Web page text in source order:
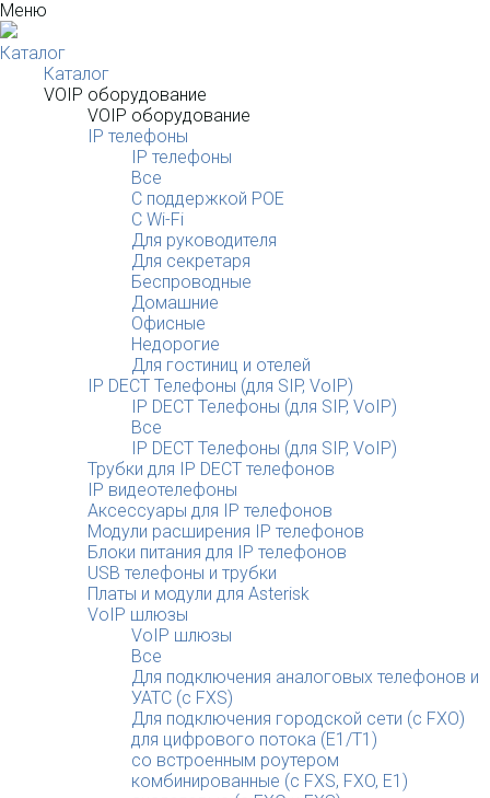
Меню
Каталог
Каталог
VOIP оборудование
VOIP оборудование
IP телефоны
IP телефоны
Все
С поддержкой POE
C Wi-Fi
Для руководителя
Для секретаря
Беспроводные
Домашние
Офисные
Недорогие
Для гостиниц и отелей
IP DECT Телефоны (для SIP, VoIP)
IP DECT Телефоны (для SIP, VoIP)
Все
IP DECT Телефоны (для SIP, VoIP)
Трубки для IP DECT телефонов
IP видеотелефоны
Аксессуары для IP телефонов
Модули расширения IP телефонов
Блоки питания для IP телефонов
USB телефоны и трубки
Платы и модули для Asterisk
VoIP шлюзы
VoIP шлюзы
Все
Для подключения аналоговых телефонов и
УАТС (с FXS)
Для подключения городской сети (с FXO)
для цифрового потока (E1/T1)
со встроенным роутером
комбинированные (c FXS, FXO, E1)